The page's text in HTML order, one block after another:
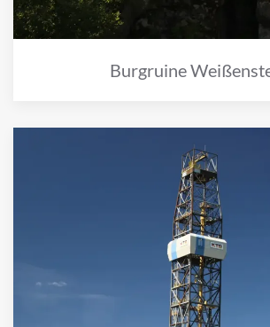
Burgruine